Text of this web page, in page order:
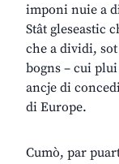
imponi nuie a
Stât gleseastic
che a dividi,
bogns – cui
ancje di
di Europe.
Cumò, par